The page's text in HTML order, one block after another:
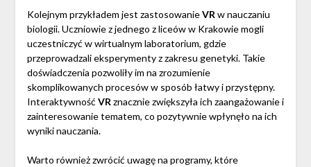
Kolejnym przykładem jest zastosowanieVRw nauczaniu
biologii. Uczniowie z jednego z liceów w Krakowie mogli
uczestniczyć w wirtualnym laboratorium, gdzie
przeprowadzali eksperymenty z zakresu genetyki. Takie
doświadczenia pozwoliły im na zrozumienie
skomplikowanych procesów w sposób łatwy i przystępny.
Interaktywność VRznacznie zwiększyła ich zaangażowanie i
zainteresowanie tematem, co pozytywnie wpłynęło na ich
wyniki nauczania.
Warto również zwrócić uwagę na programy, które